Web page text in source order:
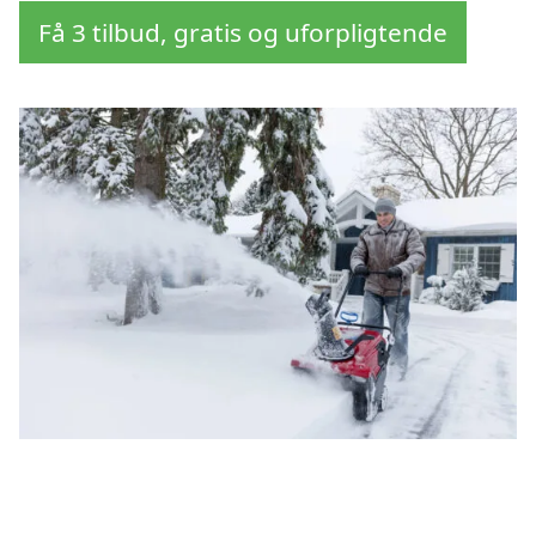
Få 3 tilbud, gratis og uforpligtende